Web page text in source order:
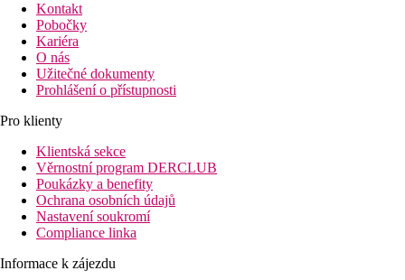
Kontakt
Pobočky
Kariéra
O nás
Užitečné dokumenty
Prohlášení o přístupnosti
Pro klienty
Klientská sekce
Věrnostní program DERCLUB
Poukázky a benefity
Ochrana osobních údajů
Nastavení soukromí
Compliance linka
Informace k zájezdu